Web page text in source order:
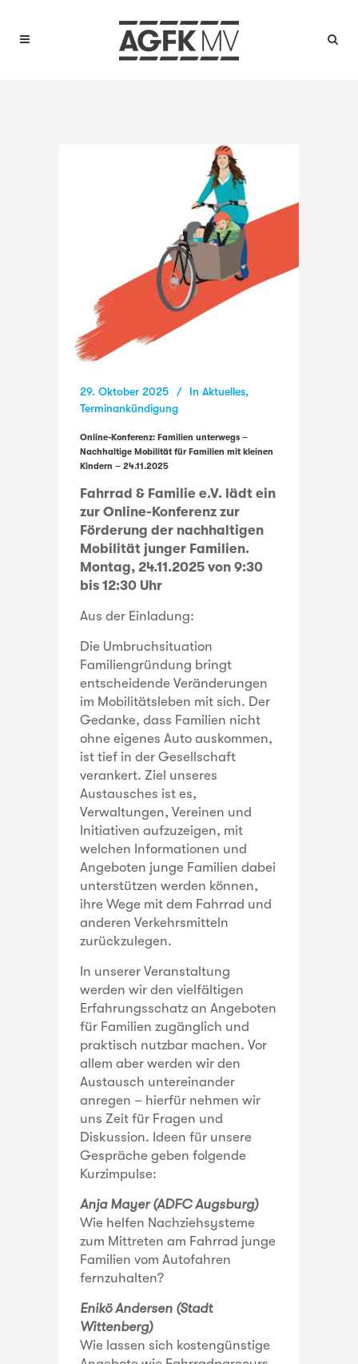
29. Oktober 2025 In Aktuelles,
Terminankündigung
Online-Konferenz: Familien unterwegs –
Nachhaltige Mobilität für Familien mit kleinen
Kindern – 24.11.2025
Fahrrad & Familie e.V. lädt ein
zur Online-Konferenz zur
Förderung der nachhaltigen
Mobilität junger Familien.
Montag, 24.11.2025 von 9:30
bis 12:30 Uhr
Aus der Einladung:
Die Umbruchsituation
Familiengründung bringt
entscheidende Veränderungen
im Mobilitätsleben mit sich. Der
Gedanke, dass Familien nicht
ohne eigenes Auto auskommen,
ist tief in der Gesellschaft
verankert. Ziel unseres
Austausches ist es,
Verwaltungen, Vereinen und
Initiativen aufzuzeigen, mit
welchen Informationen und
Angeboten junge Familien dabei
unterstützen werden können,
ihre Wege mit dem Fahrrad und
anderen Verkehrsmitteln
zurückzulegen.
In unserer Veranstaltung
werden wir den vielfältigen
Erfahrungsschatz an Angeboten
für Familien zugänglich und
praktisch nutzbar machen. Vor
allem aber werden wir den
Austausch untereinander
anregen – hierfür nehmen wir
uns Zeit für Fragen und
Diskussion. Ideen für unsere
Gespräche geben folgende
Kurzimpulse:
Anja Mayer (ADFC Augsburg)
Wie helfen Nachziehsysteme
zum Mittreten am Fahrrad junge
Familien vom Autofahren
fernzuhalten?
Enikö Andersen (Stadt
Wittenberg)
Wie lassen sich kostengünstige